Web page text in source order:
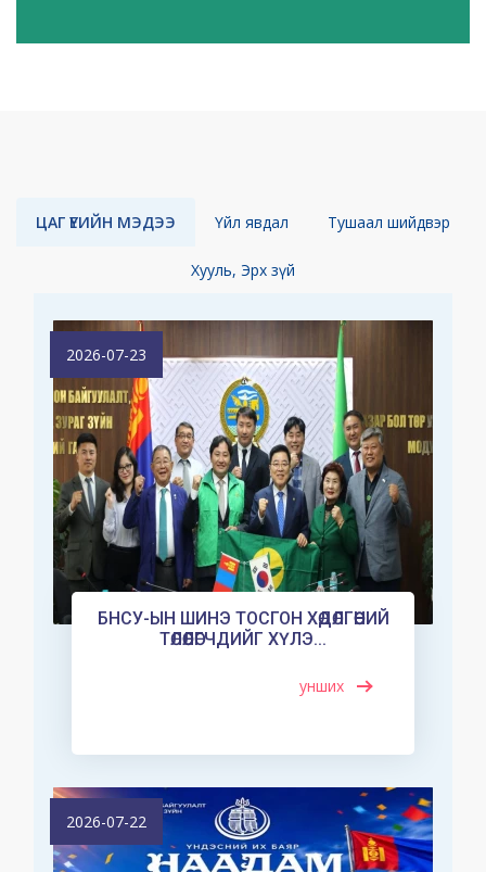
ЦАГ ҮЕИЙН МЭДЭЭ Үйл явдал Тушаал шийдвэр
Хууль, Эрх зүй
2026-07-23
БНСУ-ЫН ШИНЭ ТОСГОН ХӨДӨЛГӨӨНИЙ
ТӨЛӨӨЛӨГЧДИЙГ ХҮЛЭ...
унших
2026-07-22